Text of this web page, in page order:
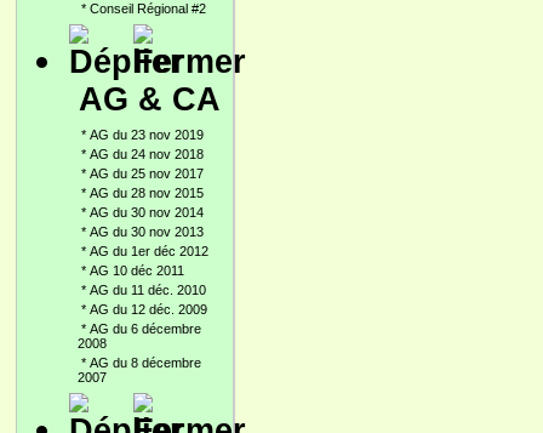
* Conseil Régional #2
AG & CA
* AG du 23 nov 2019
* AG du 24 nov 2018
* AG du 25 nov 2017
* AG du 28 nov 2015
* AG du 30 nov 2014
* AG du 30 nov 2013
* AG du 1er déc 2012
* AG 10 déc 2011
* AG du 11 déc. 2010
* AG du 12 déc. 2009
* AG du 6 décembre
2008
* AG du 8 décembre
2007